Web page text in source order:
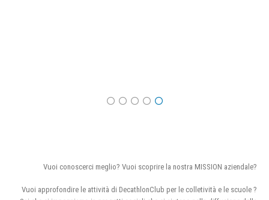
Vuoi conoscerci meglio? Vuoi scoprire la nostra MISSION aziendale?
Vuoi approfondire le attività di DecathlonClub per le colletività e le scuole ?